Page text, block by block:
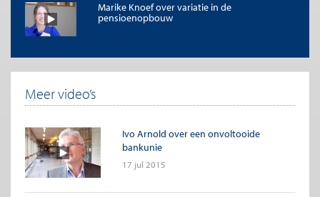
Marike Knoef over variatie in de
pensioenopbouw
Meer video’s
Ivo Arnold over een onvoltooide
bankunie
17 jul 2015